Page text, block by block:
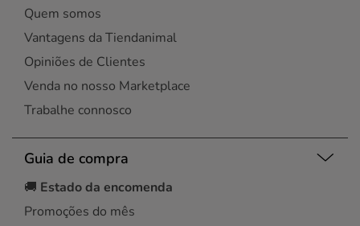
Quem somos
Vantagens da Tiendanimal
Opiniões de Clientes
Venda no nosso Marketplace
Trabalhe connosco
Guia de compra
🚚 Estado da encomenda
Promoções do mês